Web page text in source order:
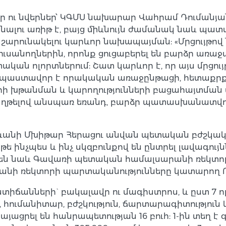
նվերներ՝ ԿԳՄՍ նախարար Վահրամ
առիթ է, բայց միևնույն ժամանակ նաև
շարունակելու կարևոր նախապայման:
որոնք ցուցաբերել են բարձր
ոլորտներում: Շատ կարևոր է, որ այս
է որակական առաջընթացի,
խթանման և կարողությունների
անսպառ եռանդ, բարձր
Մխիթար Հերացու անվան պետական
ինչպես և ինչ սկզբունքով են ընտրել
են նաև Գավառի պետական համալսարանի
ռեկտորի պարտականությունները կատարող
բակալավր ու մագիստրոս, և ըստ 7
բժշկություն, ճարտարագիտություն
են հանրապետության 16 բուհ: 1-ին տեղ է